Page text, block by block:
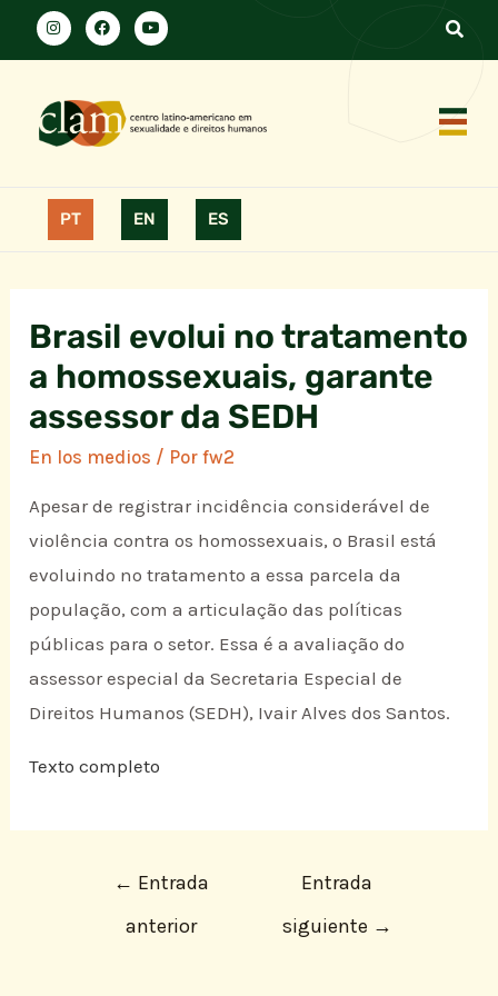
PT EN ES
Brasil evolui no tratamento
a homossexuais, garante
assessor da SEDH
En los medios / Porfw2
Apesar de registrar incidência considerável de
violência contra os homossexuais, o Brasil está
evoluindo no tratamento a essa parcela da
população, com a articulação das políticas
públicas para o setor. Essa é a avaliação do
assessor especial da Secretaria Especial de
Direitos Humanos (SEDH), Ivair Alves dos Santos.
Texto completo
← Entrada
anterior
Entrada
siguiente →